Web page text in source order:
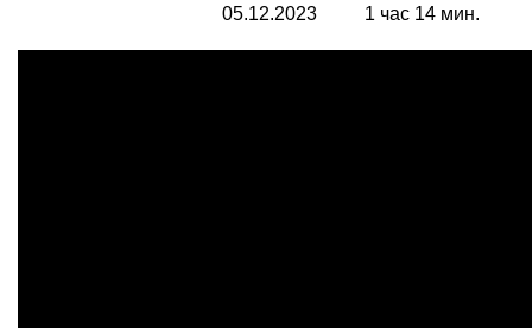
05.12.2023 1 час 14 мин.